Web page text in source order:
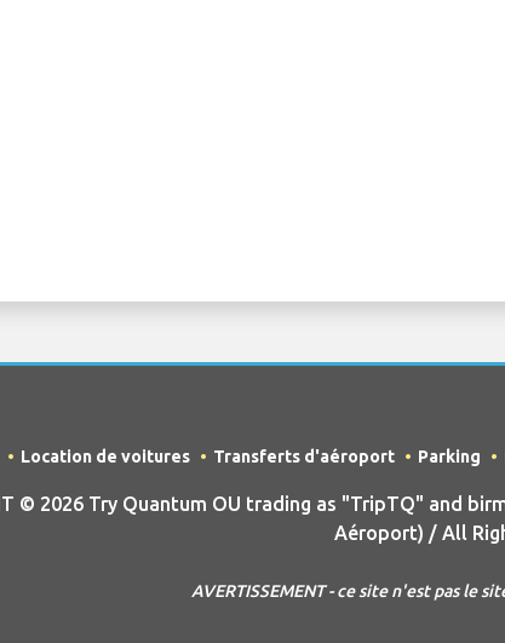
Location de voitures Transferts d'aéroport Parking
© 2026 Try Quantum OU trading as "TripTQ" and
Aéroport) / All
AVERTISSEMENT - ce site n'est pas le